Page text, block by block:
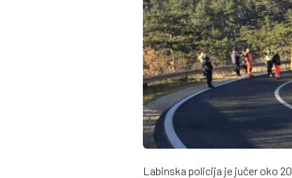
Labinska policija je jučer oko